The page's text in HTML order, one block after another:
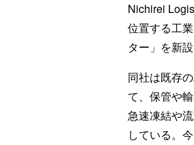
Nichirei
位置する工
ター」を新
同社は既存
て、保管や
急速凍結や
している。